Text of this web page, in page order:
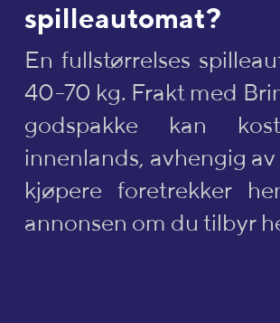
spilleautomat?
En fullstørrelses
40-70 kg. Frakt med
godspakke kan
innenlands, avhengig
kjøpere foretrekker
annonsen om du tilbyr